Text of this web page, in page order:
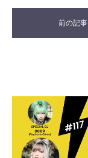
前の記事